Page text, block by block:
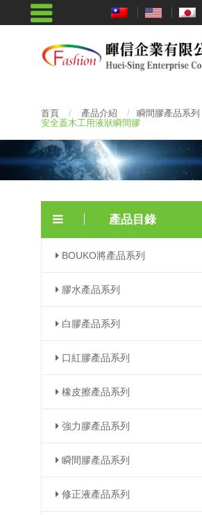
首頁 / 產品介紹 / 瞬間膠產品系列
安全蓋木工用液狀瞬間膠
產品目錄
BOUKO將產品系列
膠水產品系列
白膠產品系列
口紅膠產品系列
橡皮擦產品系列
強力膠產品系列
瞬間膠產品系列
修正液產品系列